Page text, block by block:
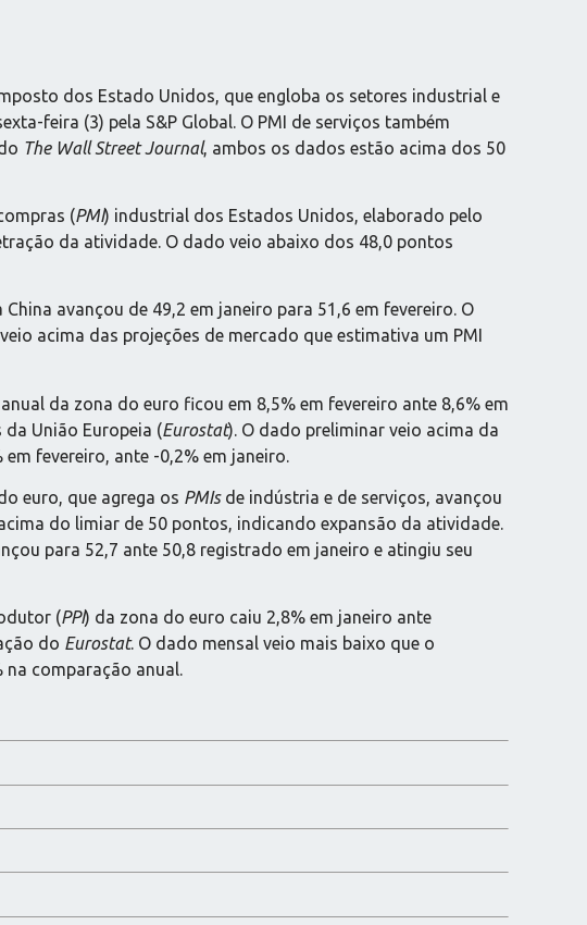
dos Estado Unidos, que engloba os setores industrial e
feira (3) pela S&P Global. O PMI de serviços também
The Wall Street Journal, ambos os dados estão acima dos 50
(PMI) industrial dos Estados Unidos, elaborado pelo
da atividade. O dado veio abaixo dos 48,0 pontos
avançou de 49,2 em janeiro para 51,6 em fevereiro. O
acima das projeções de mercado que estimativa um PMI
da zona do euro ficou em 8,5% em fevereiro ante 8,6% em
União Europeia (Eurostat). O dado preliminar veio acima da
fevereiro, ante -0,2% em janeiro.
euro, que agrega os PMIsde indústria e de serviços, avançou
do limiar de 50 pontos, indicando expansão da atividade.
para 52,7 ante 50,8 registrado em janeiro e atingiu seu
(PPI) da zona do euro caiu 2,8% em janeiro ante
do Eurostat. O dado mensal veio mais baixo que o
na comparação anual.